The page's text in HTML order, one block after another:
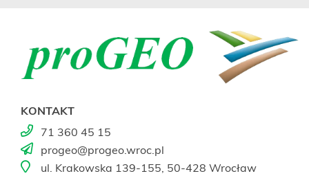
KONTAKT
71 360 45 15
progeo@progeo.wroc.pl
ul. Krakowska 139-155, 50-428 Wrocław